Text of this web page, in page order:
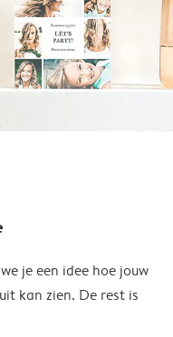
je een idee hoe jouw
kan zien. De rest is